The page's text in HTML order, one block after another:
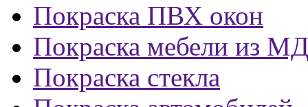
Покраска ПВХ окон
Покраска мебели из
Покраска стекла